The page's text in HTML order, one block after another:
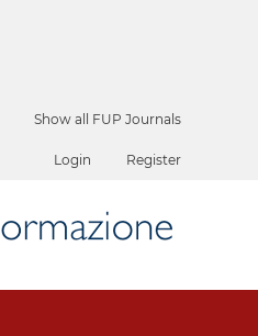
Show all FUP Journals
Login Register